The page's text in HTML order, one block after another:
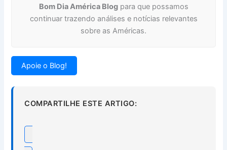
Bom Dia América Blogpara que possamos
continuar trazendo análises e notícias relevantes
sobre as Américas.
Apoie o Blog!
COMPARTILHE ESTE ARTIGO: